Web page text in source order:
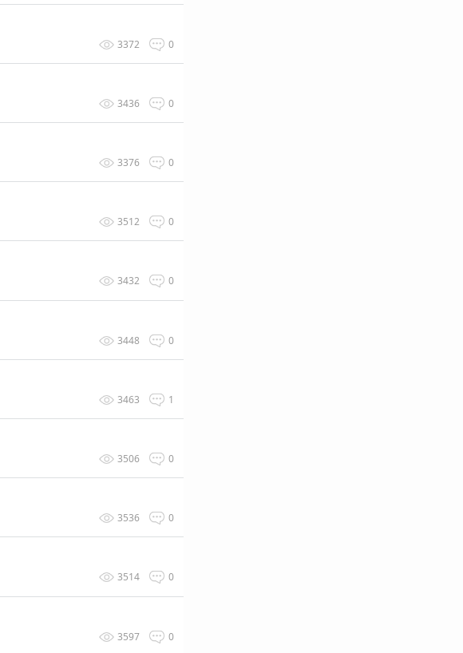
0
3372
0
3436
0
3376
0
3512
0
3432
0
3448
1
3463
0
3506
0
3536
0
3514
0
3597